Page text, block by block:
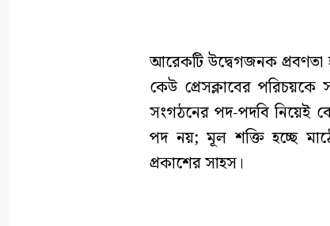
আরেকটি উদ্বেগজনক প্রবণতা
কেউ প্রেসক্লাবের
সংগঠনের পদ-পদবি নিয়েই
পদ নয়; মূল শক্তি হচ্ছে
প্রকাশের সাহস।